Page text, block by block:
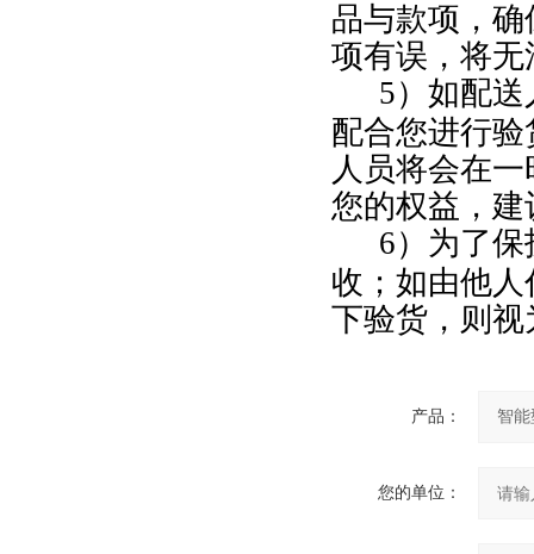
品与款项，
项有误，将
5）如配
配合您进行
人员将会在
您的权益，
6）为了
收；如由他
下验货，则
产品：
您的单位：